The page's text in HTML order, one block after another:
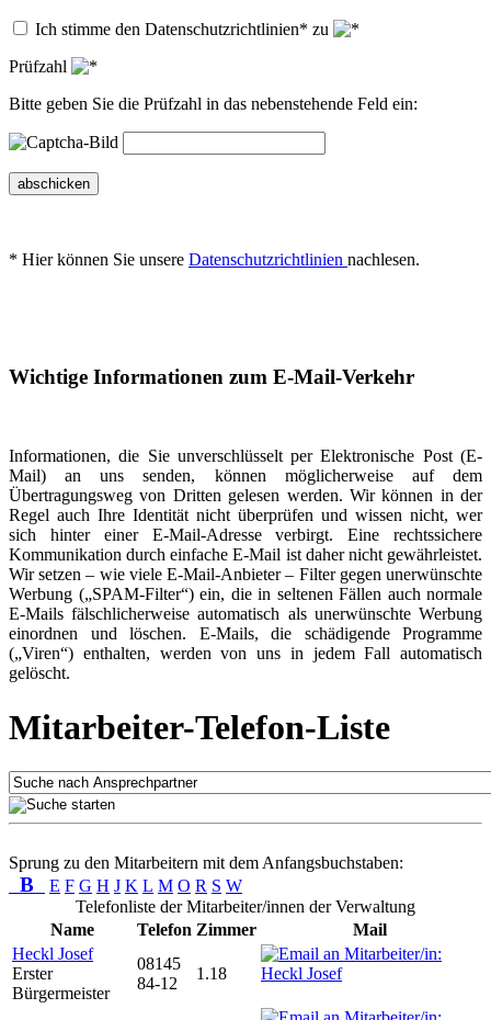
Ich stimme den Datenschutzrichtlinien* zu
Prüfzahl
Bitte geben Sie die Prüfzahl in das nebenstehende Feld ein:
abschicken
* Hier können Sie unsere Datenschutzrichtlinien nachlesen.
Wichtige Informationen zum E-Mail-Verkehr
Informationen, die Sie unverschlüsselt per Elektronische Post (E-
Mail) an uns senden, können möglicherweise auf dem
Übertragungsweg von Dritten gelesen werden. Wir können in der
Regel auch Ihre Identität nicht überprüfen und wissen nicht, wer
sich hinter einer E-Mail-Adresse verbirgt. Eine rechtssichere
Kommunikation durch einfache E-Mail ist daher nicht gewährleistet.
Wir setzen – wie viele E-Mail-Anbieter – Filter gegen unerwünschte
Werbung („SPAM-Filter“) ein, die in seltenen Fällen auch normale
E-Mails fälschlicherweise automatisch als unerwünschte Werbung
einordnen und löschen. E-Mails, die schädigende Programme
(„Viren“) enthalten, werden von uns in jedem Fall automatisch
gelöscht.
Mitarbeiter-Telefon-Liste
Sprung zu den Mitarbeitern mit dem Anfangsbuchstaben:
B E F G H J K L M O R S W
Telefonliste der Mitarbeiter/innen der Verwaltung
Name
Telefon Zimmer
Mail
Heckl Josef
Erster
Bürgermeister
08145
84-12
1.18